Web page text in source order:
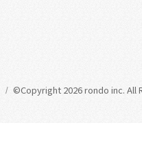
©Copyright 2026 rondo inc. All